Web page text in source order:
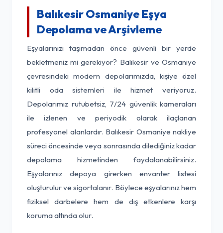
Balıkesir Osmaniye Eşya
Depolama ve Arşivleme
Eşyalarınızı taşımadan önce güvenli bir yerde
bekletmeniz mi gerekiyor? Balıkesir ve Osmaniye
çevresindeki modern depolarımızda, kişiye özel
kilitli oda sistemleri ile hizmet veriyoruz.
Depolarımız rutubetsiz, 7/24 güvenlik kameraları
ile izlenen ve periyodik olarak ilaçlanan
profesyonel alanlardır. Balıkesir Osmaniye nakliye
süreci öncesinde veya sonrasında dilediğiniz kadar
depolama hizmetinden faydalanabilirsiniz.
Eşyalarınız depoya girerken envanter listesi
oluşturulur ve sigortalanır. Böylece eşyalarınız hem
fiziksel darbelere hem de dış etkenlere karşı
koruma altında olur.